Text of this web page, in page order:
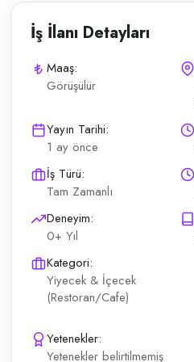
sabah yoğunluğu En az lise
İş İlanı Detayları
Maaş:
Görüşülür
Yayın Tarihi:
1 ay önce
İş Türü:
Tam Zamanlı
Deneyim:
0+ Yıl
Kategori:
Yiyecek & İçecek
(Restoran/Cafe)
Yetenekler:
Yetenekler belirtilmemiş